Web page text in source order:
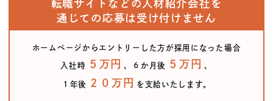
転職サイトなどの人材紹介会社を
通じての応募は受け付けません
ホームページからエントリーした方が採用になった場合
入社時 ５万円 、６か月後 ５万円 、
１年後 ２０万円 を支給いたします。